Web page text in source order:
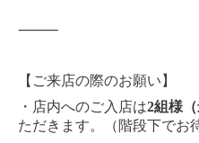
⸻
【ご来店の際のお願い】
・店内へのご入店は2組様
ただきます。（階段下でお